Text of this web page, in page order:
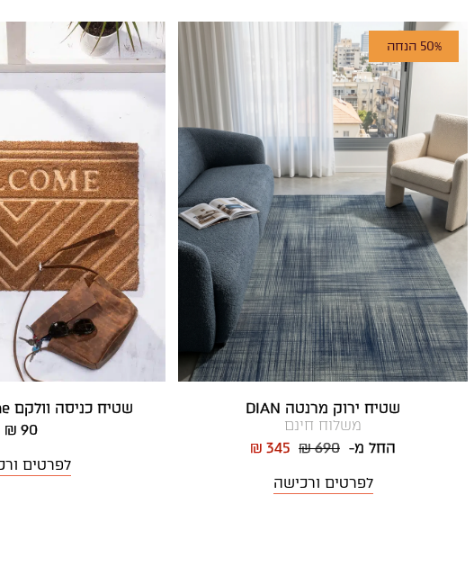
50% הנחה
שטיח ירוק מרנטה DIAN
משלוח חינם
החל מ- ₪ 690
₪ 345
לפרטים ורכישה
שטיח כניסה וולקם Welcome פסים
90 ₪
לפרטים